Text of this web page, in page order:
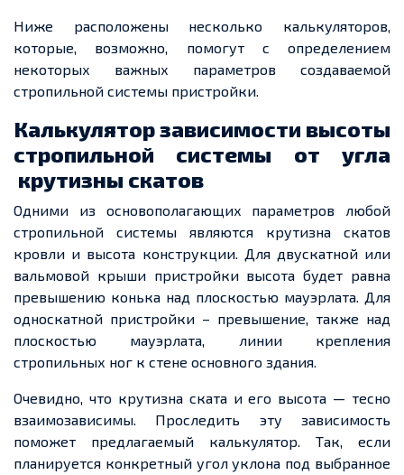
Ниже расположены несколько калькуляторов,
которые, возможно, помогут с определением
некоторых важных параметров создаваемой
стропильной системы пристройки.
Калькуляторзависимости высоты
стропильной системы от угла
крутизны скатов
Одними из основополагающих параметров любой
стропильной системы являются крутизна скатов
кровли и высота конструкции. Для двускатной или
вальмовой крыши пристройки высота будет равна
превышению конька над плоскостью мауэрлата. Для
односкатной пристройки – превышение, также над
плоскостью мауэрлата, линии крепления
стропильных ног к стене основного здания.
Очевидно, что крутизна ската и его высота — тесно
взаимозависимы. Проследить эту зависимость
поможет предлагаемый калькулятор. Так, если
планируется конкретный угол уклона под выбранное